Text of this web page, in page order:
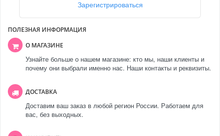
Зарегистрироваться
ПОЛЕЗНАЯ ИНФОРМАЦИЯ
О МАГАЗИНЕ
Узнайте больше о нашем магазине: кто мы, наши клиенты и
почему они выбрали именно нас. Наши контакты и реквизиты.
ДОСТАВКА
Доставим ваш заказ в любой регион России. Работаем для
вас, без выходных.